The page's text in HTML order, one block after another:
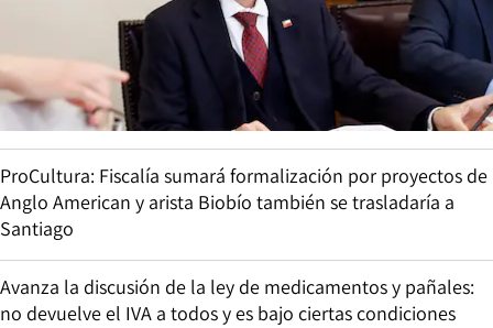
ProCultura: Fiscalía sumará formalización por proyectos de
Anglo American y arista Biobío también se trasladaría a
Santiago
Avanza la discusión de la ley de medicamentos y pañales:
no devuelve el IVA a todos y es bajo ciertas condiciones